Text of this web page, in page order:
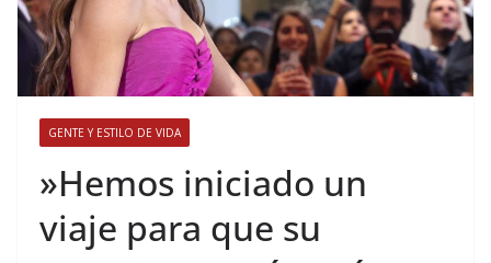
GENTE Y ESTILO DE VIDA
​»Hemos iniciado un
viaje para que su